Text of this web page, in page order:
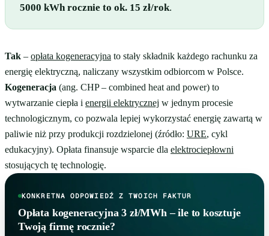
5000 kWh rocznie to ok. 15 zł/rok.
Tak – opłata kogeneracyjna to stały składnik każdego rachunku za
energię elektryczną, naliczany wszystkim odbiorcom w Polsce.
Kogeneracja (ang. CHP – combined heat and power) to
wytwarzanie ciepła i energii elektrycznej w jednym procesie
technologicznym, co pozwala lepiej wykorzystać energię zawartą w
paliwie niż przy produkcji rozdzielonej (źródło: URE, cykl
edukacyjny). Opłata finansuje wsparcie dla elektrociepłowni
stosujących tę technologię.
KONKRETNA ODPOWIEDŹ Z TWOICH FAKTUR
Opłata kogeneracyjna 3 zł/MWh – ile to kosztuje
Twoją firmę rocznie?